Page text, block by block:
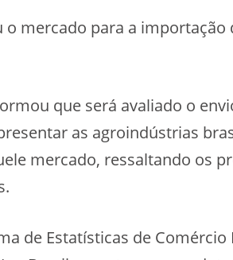
o mercado para a importação
que será avaliado o
as agroindústrias
mercado, ressaltando os
de Estatísticas de Comércio